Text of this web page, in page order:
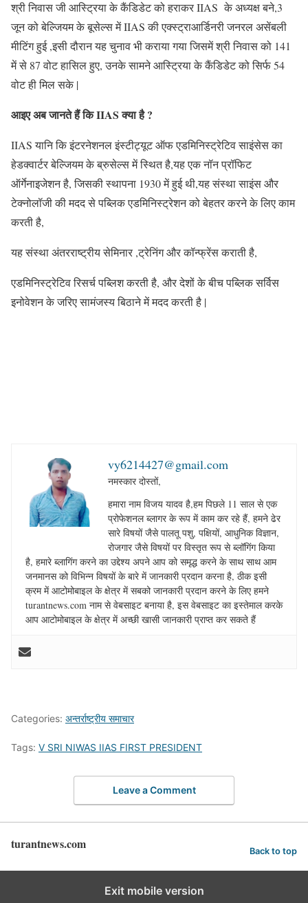
श्री निवास जी आस्ट्रिया के कैंडिडेट को हराकर IIAS के अध्यक्ष बने,3
जून को बेल्जियम के बूसेल्स में IIAS की एक्स्ट्राआर्डिनरी जनरल असेंबली
मीटिंग हुई ,इसी दौरान यह चुनाव भी कराया गया जिसमें श्री निवास को 141
में से 87 वोट हासिल हुए, उनके सामने आस्ट्रिया के कैंडिडेट को सिर्फ 54
वोट ही मिल सके |
आइए अब जानते हैं कि IIAS क्या है ?
IIAS यानि कि इंटरनेशनल इंस्टीट्यूट ऑफ एडमिनिस्ट्रेटिव साइंसेस का
हेडक्वार्टर बेल्जियम के ब्रुसेल्स में स्थित है,यह एक नॉन प्रॉफिट
ऑर्गेनाइजेशन है, जिसकी स्थापना 1930 में हुई थी,यह संस्था साइंस और
टेक्नोलॉजी की मदद से पब्लिक एडमिनिस्ट्रेशन को बेहतर करने के लिए काम
करती है,
यह संस्था अंतरराष्ट्रीय सेमिनार ,ट्रेनिंग और कॉन्फ्रेंस कराती है,
एडमिनिस्ट्रेटिव रिसर्च पब्लिश करती है, और देशों के बीच पब्लिक सर्विस
इनोवेशन के जरिए सामंजस्य बिठाने में मदद करती है |
vy6214427@gmail.com
नमस्कार दोस्तों,
हमारा नाम विजय यादव है,हम पिछले 11 साल से एक
प्रोफेशनल ब्लागर के रूप में काम कर रहे हैं, हमने ढेर
सारे विषयों जैसे पालतू पशु, पक्षियों, आधुनिक विज्ञान,
रोजगार जैसे विषयों पर विस्तृत रूप से ब्लॉगिंग किया
है, हमारे ब्लागिंग करने का उद्देश्य अपने आप को समृद्ध करने के साथ साथ आम
जनमानस को विभिन्न विषयों के बारे में जानकारी प्रदान करना है, ठीक इसी
क्रम में आटोमोबाइल के क्षेत्र में सबको जानकारी प्रदान करने के लिए हमने
turantnews.com नाम से वेबसाइट बनाया है, इस वेबसाइट का इस्तेमाल करके
आप आटोमोबाइल के क्षेत्र में अच्छी खासी जानकारी प्राप्त कर सकते हैं
Categories: अन्तर्राष्ट्रीय समाचार
Tags: V SRI NIWAS IIAS FIRST PRESIDENT
Leave a Comment
turantnews.com Back to top
Exit mobile version